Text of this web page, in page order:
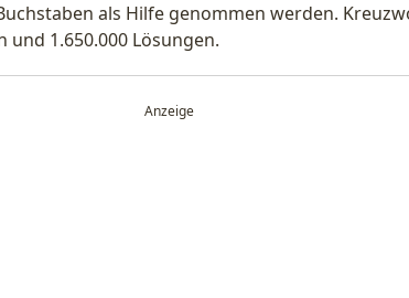
als Hilfe genommen werden.
und 1.650.000 Lösungen.